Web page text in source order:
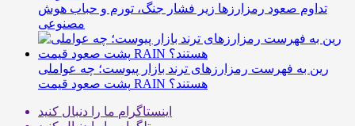
تداوم صعود رمزارزها زیر فشار جنگ، تورم و حباب هوش
مصنوعی
رین به فهرست رمزارزهای ترند بازار پیوست؛ چه عواملی
پشت صعود قیمت RAIN هستند؟
اینستاگرام ما را دنبال کنید